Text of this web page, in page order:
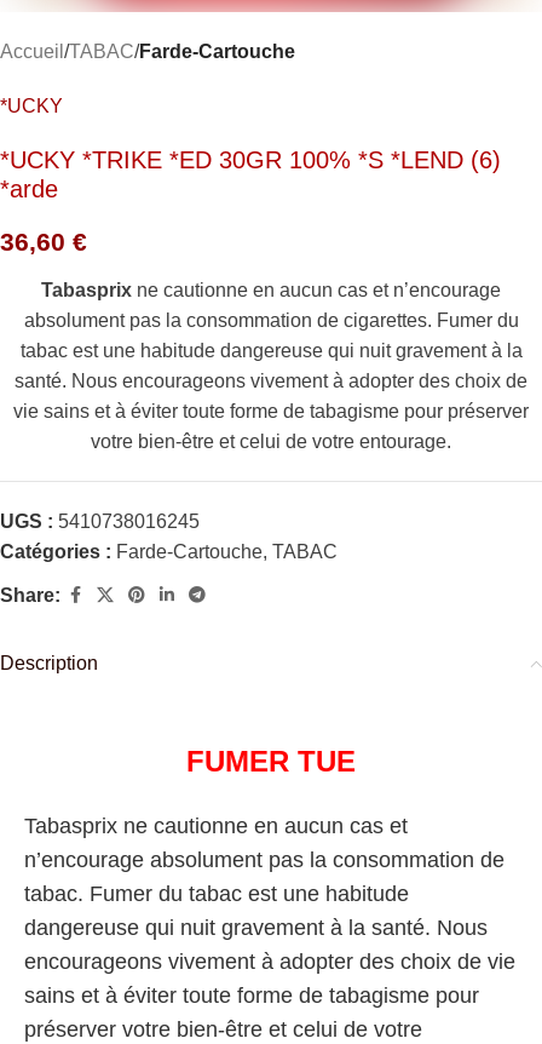
Accueil TABAC Farde-Cartouche
*UCKY
*UCKY *TRIKE *ED 30GR 100% *S *LEND (6)
*arde
36,60 €
Tabasprix ne cautionne en aucun cas et n’encourage
absolument pas la consommation de cigarettes. Fumer du
tabac est une habitude dangereuse qui nuit gravement à la
santé. Nous encourageons vivement à adopter des choix de
vie sains et à éviter toute forme de tabagisme pour préserver
votre bien-être et celui de votre entourage.
UGS : 5410738016245
Catégories : Farde-Cartouche, TABAC
Share:
Description
FUMER TUE
Tabasprix ne cautionne en aucun cas et
n’encourage absolument pas la consommation de
tabac. Fumer du tabac est une habitude
dangereuse qui nuit gravement à la santé. Nous
encourageons vivement à adopter des choix de vie
sains et à éviter toute forme de tabagisme pour
préserver votre bien-être et celui de votre